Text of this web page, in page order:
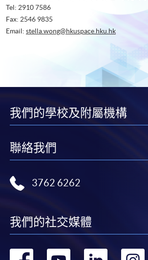
Tel: 2910 7586
Fax: 2546 9835
Email: stella.wong@hkuspace.hku.hk
我們的學校及附屬機構
聯絡我們
3762 6262
我們的社交媒體